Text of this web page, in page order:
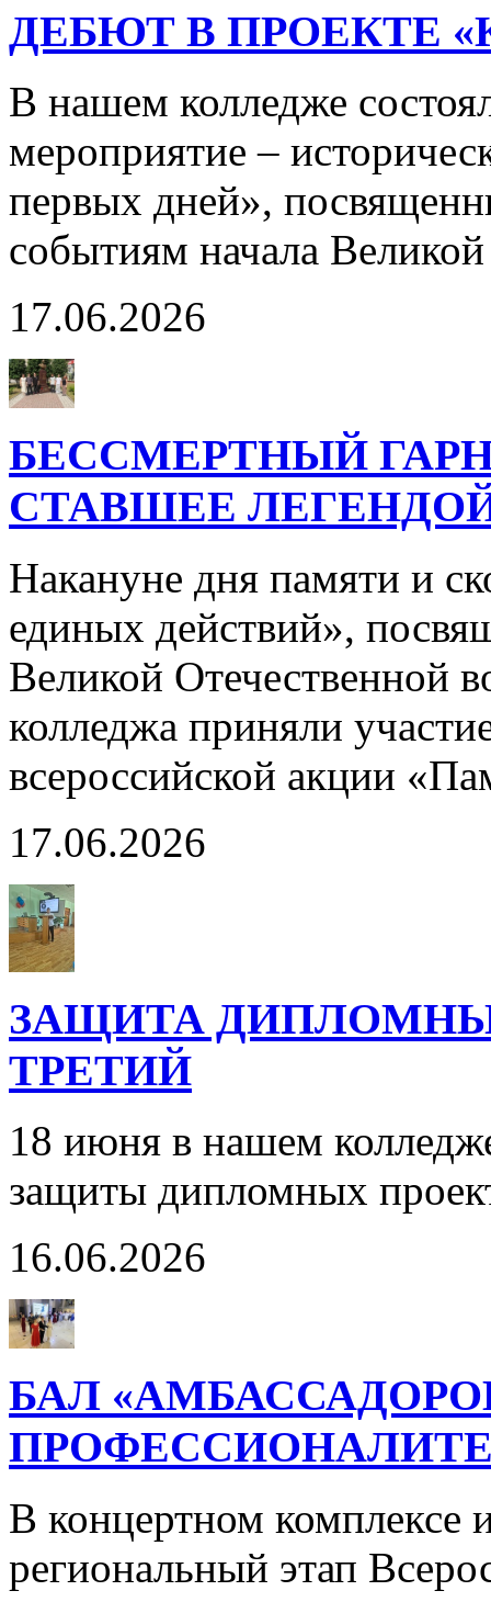
ДЕБЮТ В ПРОЕКТЕ
В нашем колледже
мероприятие –
первых дней»,
событиям начала
17.06.2026
БЕССМЕРТНЫЙ
СТАВШЕЕ
Накануне дня памяти и
единых действий»,
Великой Отечественной
колледжа приняли
всероссийской акции
17.06.2026
ЗАЩИТА
ТРЕТИЙ
18 июня в нашем
защиты дипломных
16.06.2026
БАЛ
В концертном комплексе
региональный этап